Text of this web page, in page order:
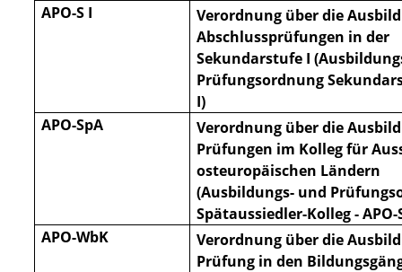
APO-S I
Verordnung über die
Abschlussprüfungen in der
Sekundarstufe I
Prüfungsordnung
I)
APO-SpA
Verordnung über die
Prüfungen im Kolleg für
osteuropäischen Ländern
(Ausbildungs- und
Spätaussiedler-Kolleg - APO-
APO-WbK
Verordnung über die
Prüfung in den